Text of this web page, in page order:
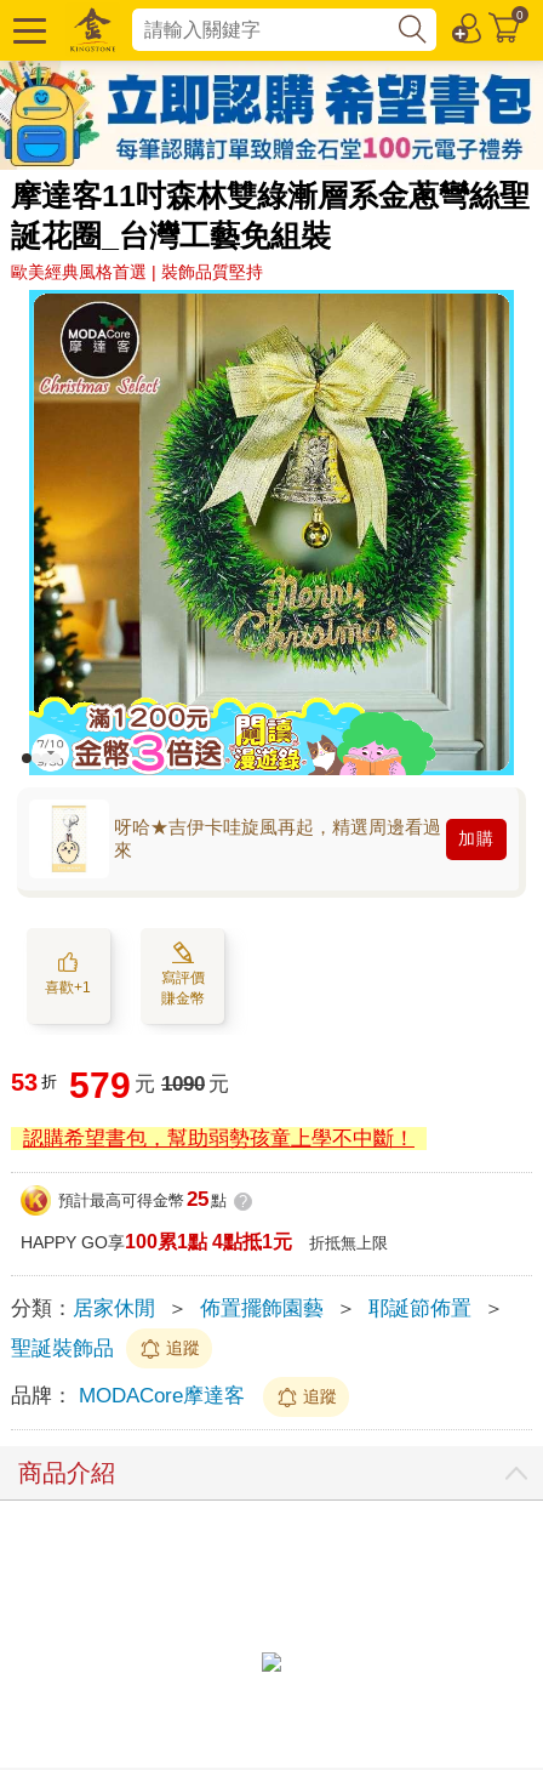
0
摩達客11吋森林雙綠漸層系金蔥彎絲聖
誕花圈_台灣工藝免組裝
歐美經典風格首選 | 裝飾品質堅持
呀哈★吉伊卡哇旋風再起，精選周邊看過
來
加購
喜歡+1
寫評價
賺金幣
53 折 579 元 1090 元
認購希望書包，幫助弱勢孩童上學不中斷！
預計最高可得金幣 25點 ?
HAPPY GO享100累1點 4點抵1元 折抵無上限
分類： 居家休閒 ＞ 佈置擺飾園藝 ＞ 耶誕節佈置
＞
聖誕裝飾品
追蹤
品牌： MODACore摩達客 追蹤
商品介紹